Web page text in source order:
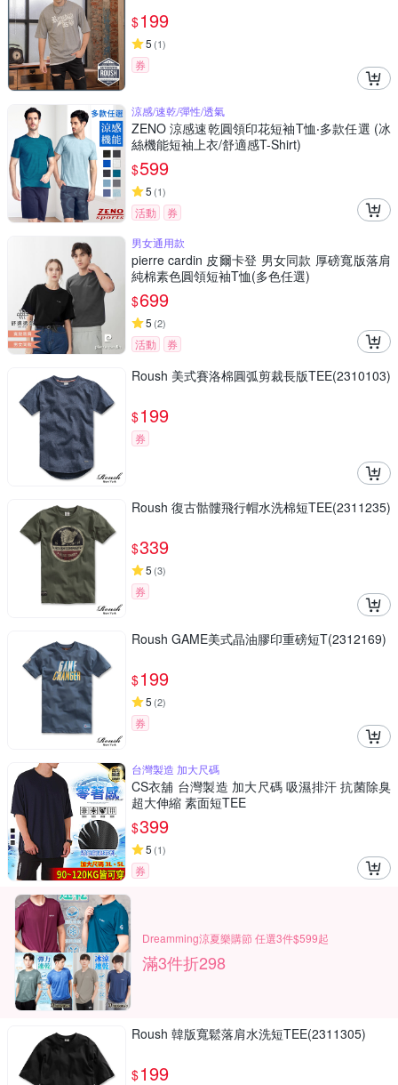
$199
5 (1)
券
涼感/速乾/彈性/透氣
ZENO 涼感速乾圓領印花短袖T恤‧多款任選 (冰
絲機能短袖上衣/舒適感T-Shirt)
$599
5 (1)
活動
券
男女通用款
pierre cardin 皮爾卡登 男女同款 厚磅寬版落肩
純棉素色圓領短袖T恤(多色任選)
$699
5 (2)
活動 券
Roush 美式賽洛棉圓弧剪裁長版TEE(2310103)
$199
券
Roush 復古骷髏飛行帽水洗棉短TEE(2311235)
$339
5 (3)
券
Roush GAME美式晶油膠印重磅短T(2312169)
$199
5 (2)
券
台灣製造 加大尺碼
CS衣舖 台灣製造 加大尺碼 吸濕排汗 抗菌除臭
超大伸縮 素面短TEE
$399
5 (1)
券
Dreamming涼夏樂購節 任選3件$599起
滿3件折298
Roush 韓版寬鬆落肩水洗短TEE(2311305)
$199